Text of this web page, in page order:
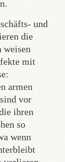
und
die
mit
armen
vor
ihren
so
wenn